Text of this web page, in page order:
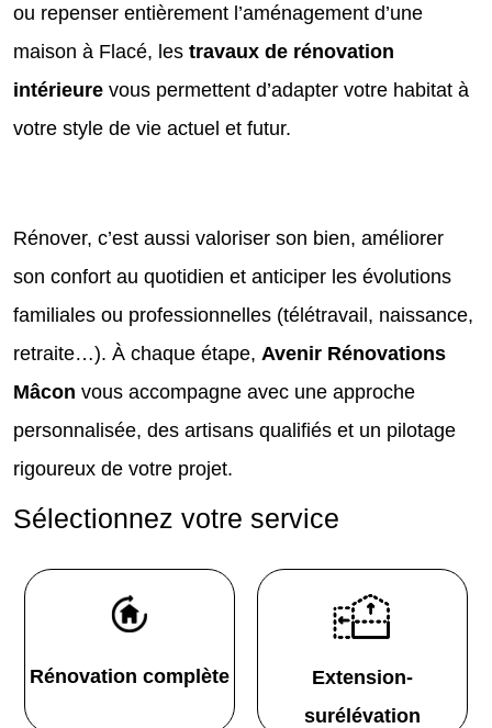
ou repenser entièrement l’aménagement d’une
maison à Flacé, les travaux de rénovation
intérieure vous permettent d’adapter votre habitat à
votre style de vie actuel et futur.
Rénover, c’est aussi valoriser son bien, améliorer
son confort au quotidien et anticiper les évolutions
familiales ou professionnelles (télétravail, naissance,
retraite…). À chaque étape, Avenir Rénovations
Mâcon vous accompagne avec une approche
personnalisée, des artisans qualifiés et un pilotage
rigoureux de votre projet.
Sélectionnez votre service
Rénovation complète
Extension-
surélévation